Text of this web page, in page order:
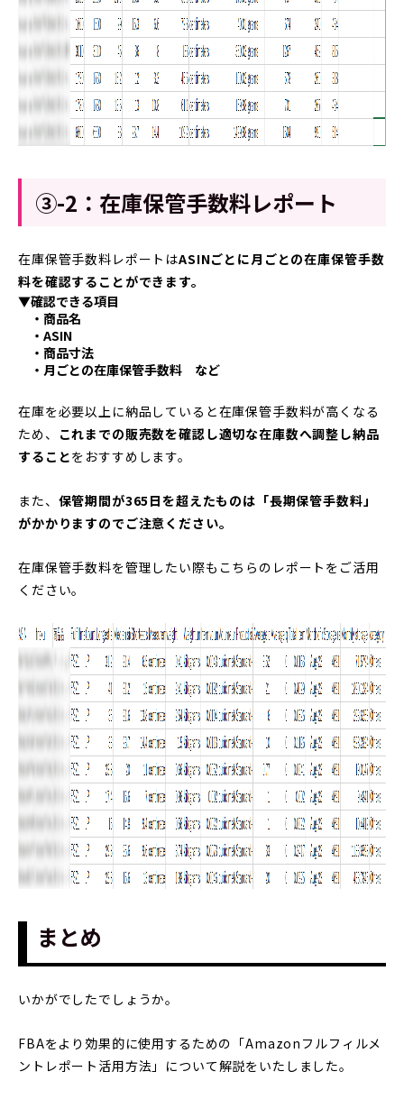
③-2：在庫保管手数料レポート
在庫保管手数料レポートはASINごとに月ごとの在庫保管手数
料を確認することができます。
▼確認できる項目
・商品名
・ASIN
・商品寸法
・月ごとの在庫保管手数料 など
在庫を必要以上に納品していると在庫保管手数料が高くなる
ため、
これまでの販売数を確認し適切な在庫数へ調整し納品
することをおすすめします。
また、 保管期間が365日を超えたものは「長期保管手数料」
がかかりますのでご注意ください。
在庫保管手数料を管理したい際もこちらのレポートをご活用
ください。
まとめ
いかがでしたでしょうか。
FBAをより効果的に使用するための「Amazonフルフィルメ
ントレポート活用方法」について解説をいたしました。